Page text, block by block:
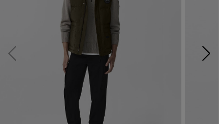
サマー 26 コレクション
サマー 26 コレクションLOOK
日本限定モデル
スノーグース
メイドインジャパンTシャツ
アウターウェア
サマー 26 コレクション
サマー 26 コレクションLOOK
日本限定モデル
スノーグース
メイドインジャパンTシャツ
アウターウェア
コレクション
品の価値を受け継いでいきます。
アーカイブの希少なピースもご覧いただけます。
詳しく見る